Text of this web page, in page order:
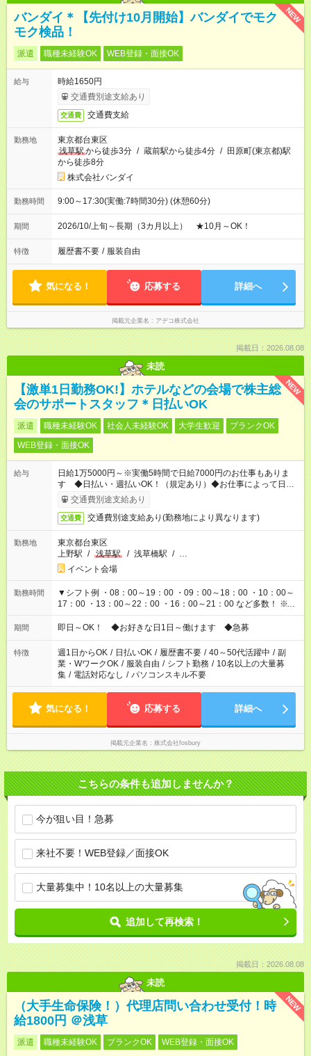
NEW
バンダイ＊【先付け10月開始】バンダイでモク
モク検品！
派遣 職種未経験OK WEB登録・面接OK
給与
時給1650円
交通費別途支給あり
交通費 交通費支給
勤務地
東京都台東区
浅草駅から徒歩3分 / 蔵前駅から徒歩4分 / 田原町(東京都)駅
から徒歩8分
株式会社バンダイ
勤務時間 9:00～17:30(実働:7時間30分) (休憩60分)
期間 2026/10/上旬～長期（3カ月以上） ★10月～OK！
特徴 履歴書不要 / 服装自由
気になる！ 応募する 詳細へ
掲載元企業名 アデコ株式会社
掲載日：2026.08.08
未読
NEW
【激単1日勤務OK!】ホテルなどの会場で株主総
会のサポートスタッフ＊日払いOK
派遣 職種未経験OK 社会人未経験OK 大学生歓迎
ブランクOK
WEB登録・面接OK
給与
日給1万5000円～※実働5時間で日給7000円のお仕事もありま
す ◆日払い・週払いOK！（規定あり）◆お仕事によって日給も
異なります
交通費別途支給あり
交通費 交通費別途支給あり(勤務地により異なります)
勤務地
東京都台東区
上野駅 / 浅草駅 / 浅草橋駅 / …
イベント会場
勤務時間
▼シフト例 ・08：00～19：00 ・09：00～18：00 ・10：00～
17：00 ・13：00～22：00 ・16：00～21：00 など多数！ ※お
仕事により勤務時間が異なります
期間 即日～OK！ ◆お好きな日1日～働けます ◆急募
特徴 週1日からOK / 日払いOK / 履歴書不要 / 40～50代活躍中 / 副
業・WワークOK / 服装自由 / シフト勤務 / 10名以上の大量募
集 / 電話対応なし / パソコンスキル不要
気になる！ 応募する 詳細へ
掲載元企業名 株式会社fosbury
こちらの条件も追加しませんか？
今が狙い目！急募
来社不要！WEB登録／面接OK
大量募集中！10名以上の大量募集
追加して再検索！
掲載日：2026.08.08
未読
NEW
（大手生命保険！）代理店問い合わせ受付！時
給1800円 ＠浅草
派遣 職種未経験OK ブランクOK WEB登録・面接OK